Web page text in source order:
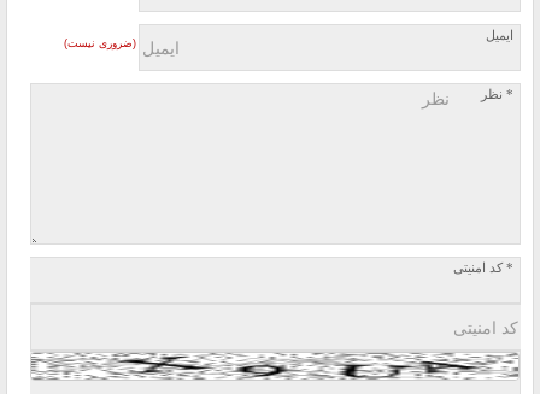
ایمیل
(ضروری نیست)
* نظر
* کد امنیتی